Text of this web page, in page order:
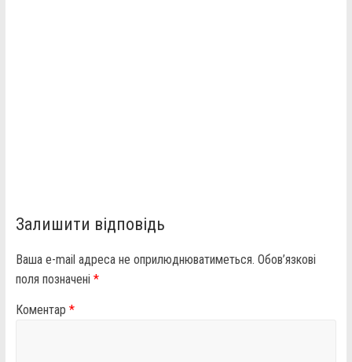
Залишити відповідь
Ваша e-mail адреса не оприлюднюватиметься. Обов’язкові
поля позначені *
Коментар *